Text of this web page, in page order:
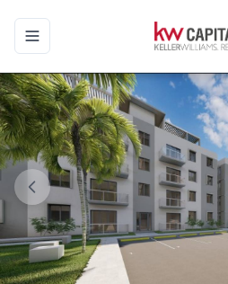
Toggle navigation menu